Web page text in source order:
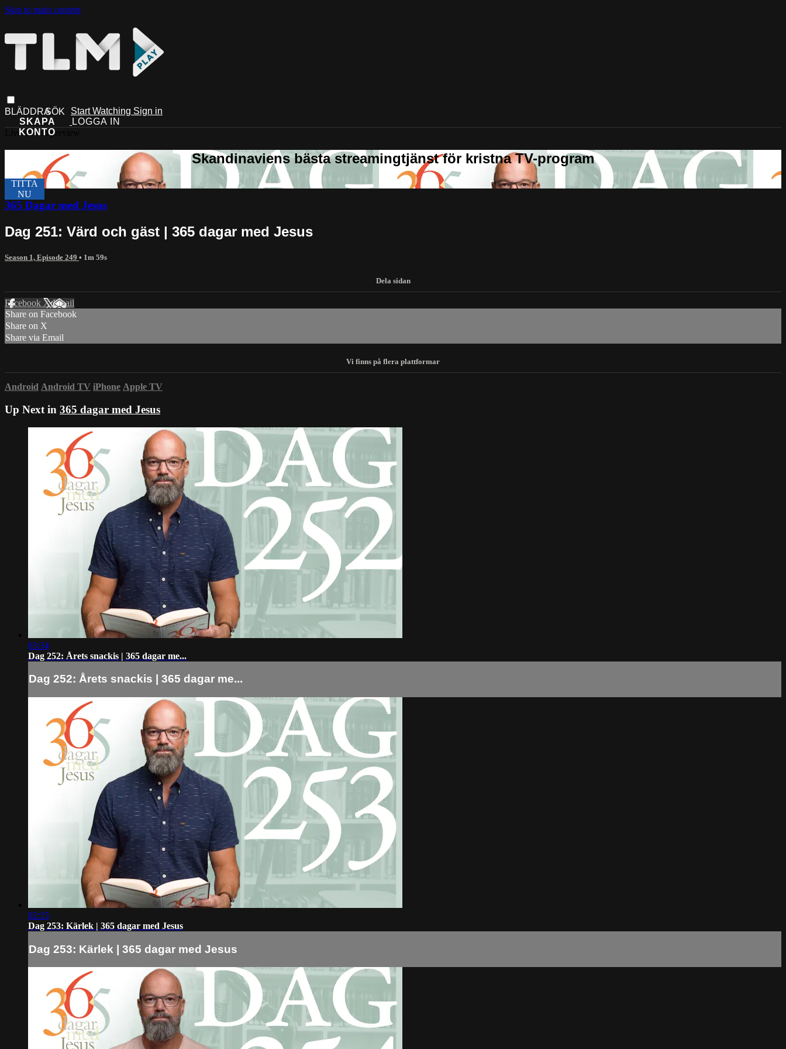
Skip to main content
Start Watching Sign in
Live stream preview
365 Dagar med Jesus
Dag 251: Värd och gäst | 365 dagar med Jesus
Season 1, Episode 249 • 1m 59s
Facebook XEmail
Share on Facebook
Share on X
Share via Email
Android Android TV iPhone Apple TV
Up Next in 365 dagar med Jesus
03:34
Dag 252: Årets snackis | 365 dagar me...
Dag 252: Årets snackis | 365 dagar me...
02:15
Dag 253: Kärlek | 365 dagar med Jesus
Dag 253: Kärlek | 365 dagar med Jesus